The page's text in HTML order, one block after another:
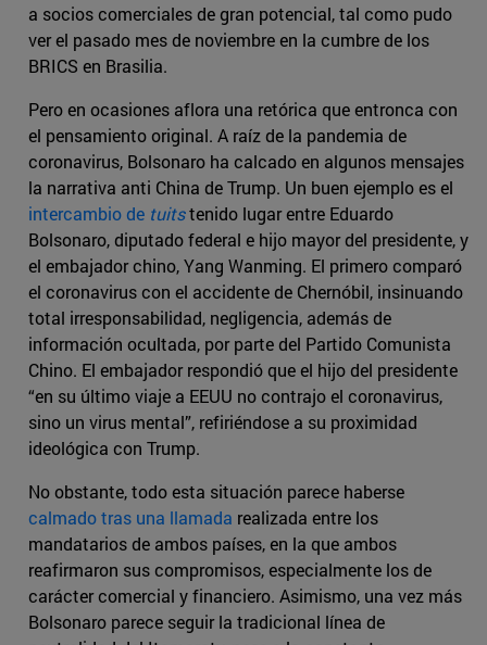
a socios comerciales de gran potencial, tal como pudo
ver el pasado mes de noviembre en la cumbre de los
BRICS en Brasilia.
Pero en ocasiones aflora una retórica que entronca con
el pensamiento original. A raíz de la pandemia de
coronavirus, Bolsonaro ha calcado en algunos mensajes
la narrativa anti China de Trump. Un buen ejemplo es el
intercambio de tuitstenido lugar entre Eduardo
Bolsonaro, diputado federal e hijo mayor del presidente, y
el embajador chino, Yang Wanming. El primero comparó
el coronavirus con el accidente de Chernóbil, insinuando
total irresponsabilidad, negligencia, además de
información ocultada, por parte del Partido Comunista
Chino. El embajador respondió que el hijo del presidente
“en su último viaje a EEUU no contrajo el coronavirus,
sino un virus mental”, refiriéndose a su proximidad
ideológica con Trump.
No obstante, todo esta situación parece haberse
calmado tras una llamada realizada entre los
mandatarios de ambos países, en la que ambos
reafirmaron sus compromisos, especialmente los de
carácter comercial y financiero. Asimismo, una vez más
Bolsonaro parece seguir la tradicional línea de